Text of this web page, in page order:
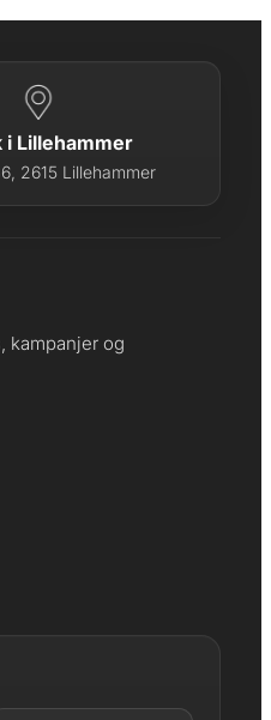
i Lillehammer
2615 Lillehammer
kampanjer og